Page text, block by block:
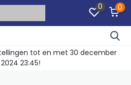
0 0
tot en met 30 december
2024 23:45!